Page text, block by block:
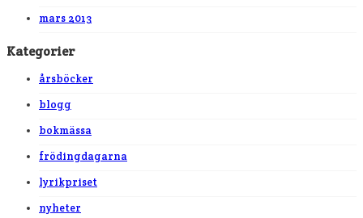
mars 2013
Kategorier
årsböcker
blogg
bokmässa
frödingdagarna
lyrikpriset
nyheter